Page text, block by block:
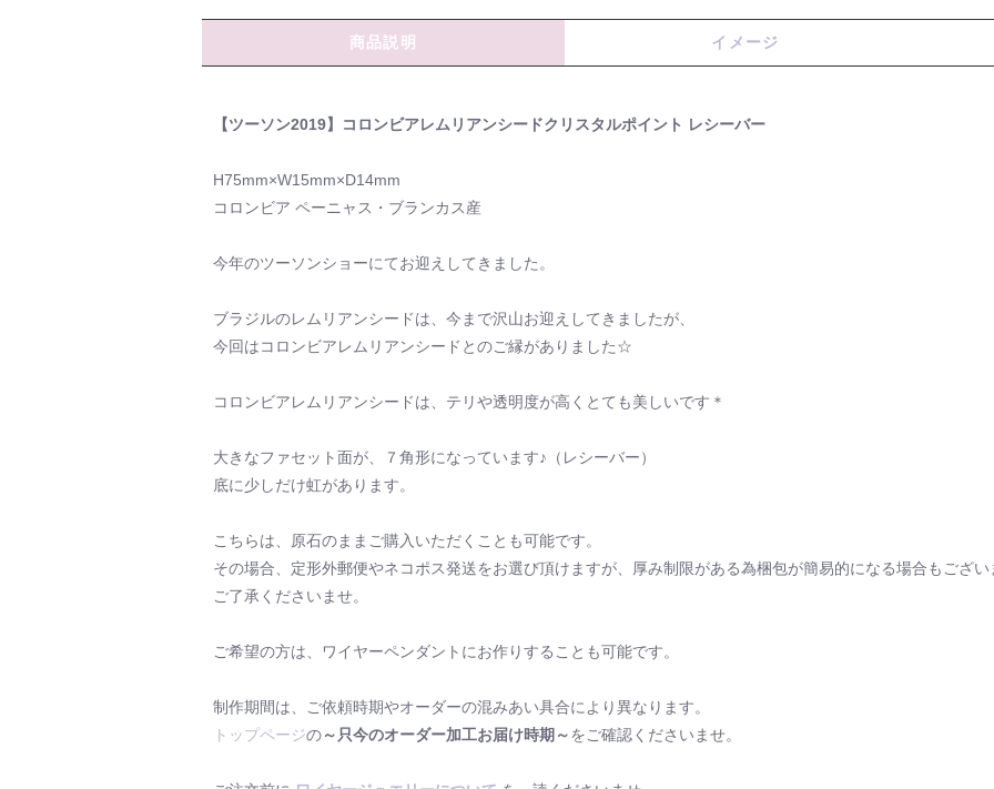
商品説明 イメージ
【ツーソン2019】コロンビアレムリアンシードクリスタルポイント レシーバー
H75mm×W15mm×D14mm
コロンビア ペーニャス・ブランカス産
今年のツーソンショーにてお迎えしてきました。
ブラジルのレムリアンシードは、今まで沢山お迎えしてきましたが、
今回はコロンビアレムリアンシードとのご縁がありました☆
コロンビアレムリアンシードは、テリや透明度が高くとても美しいです＊
大きなファセット面が、７角形になっています♪（レシーバー）
底に少しだけ虹があります。
こちらは、原石のままご購入いただくことも可能です。
その場合、定形外郵便やネコポス発送をお選び頂けますが、厚み制限がある為梱包が簡易的になる場合もござい
ご了承くださいませ。
ご希望の方は、ワイヤーペンダントにお作りすることも可能です。
制作期間は、ご依頼時期やオーダーの混みあい具合により異なります。
トップページの～只今のオーダー加工お届け時期～をご確認くださいませ。